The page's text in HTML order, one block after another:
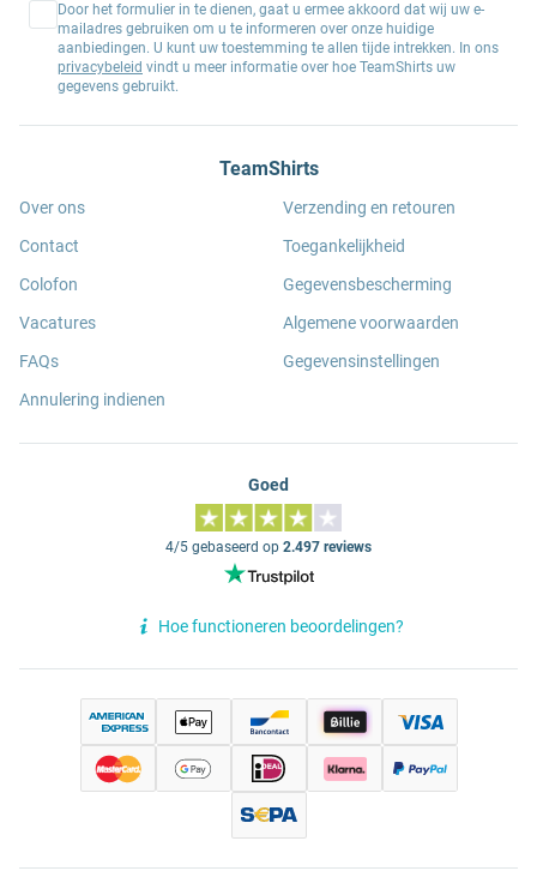
Door het formulier in te dienen, gaat u ermee akkoord dat wij uw e-
mailadres gebruiken om u te informeren over onze huidige
aanbiedingen. U kunt uw toestemming te allen tijde intrekken. In ons
privacybeleid vindt u meer informatie over hoe TeamShirts uw
gegevens gebruikt.
TeamShirts
Over ons
Contact
Colofon
Vacatures
FAQs
Annulering indienen
Verzending en retouren
Toegankelijkheid
Gegevensbescherming
Algemene voorwaarden
Gegevensinstellingen
Goed
4/5 gebaseerd op 2.497 reviews
Hoe functioneren beoordelingen?